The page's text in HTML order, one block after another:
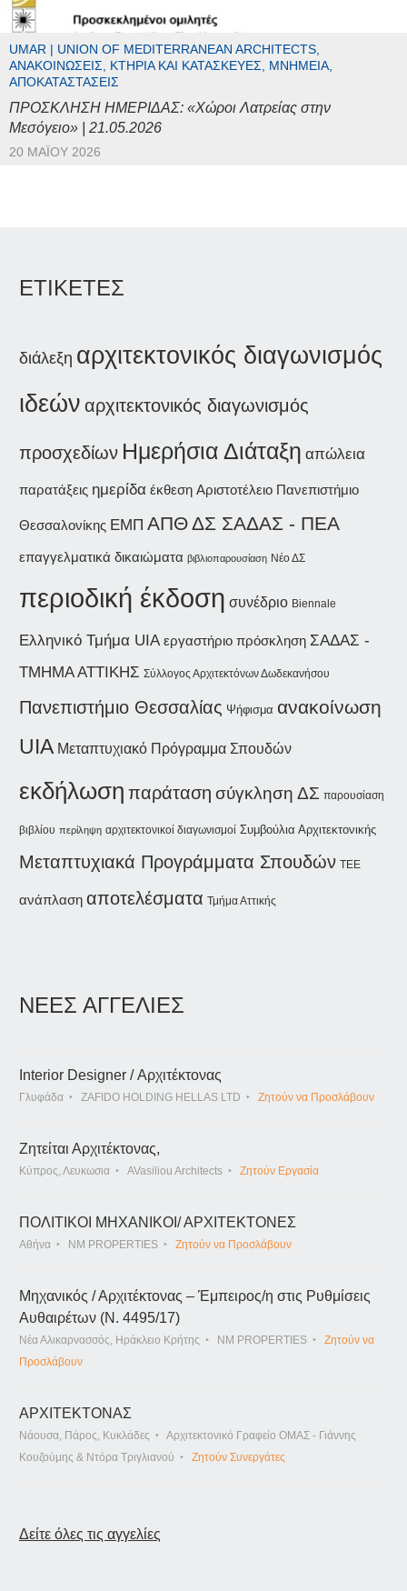
UMAR | UNION OF MEDITERRANEAN ARCHITECTS,
ΑΝΑΚΟΙΝΏΣΕΙΣ, ΚΤΉΡΙΑ ΚΑΙ ΚΑΤΑΣΚΕΥΈΣ, ΜΝΗΜΕΊΑ,
ΑΠΟΚΑΤΑΣΤΆΣΕΙΣ
ΠΡΟΣΚΛΗΣΗ ΗΜΕΡΙΔΑΣ: «Χώροι Λατρείας στην
Μεσόγειο» | 21.05.2026
20 ΜΑΪ́ΟΥ 2026
ΕΤΙΚΕΤΕΣ
διάλεξη αρχιτεκτονικός διαγωνισμός
ιδεών αρχιτεκτονικός διαγωνισμός
προσχεδίων Ημερήσια Διάταξη απώλεια
παρατάξεις ημερίδα έκθεση Αριστοτέλειο Πανεπιστήμιο
Θεσσαλονίκης ΕΜΠ ΑΠΘΔΣ ΣΑΔΑΣ - ΠΕΑ
επαγγελματικά δικαιώματα βιβλιοπαρουσίαση Νέο ΔΣ
περιοδική έκδοση συνέδριο Biennale
Ελληνικό Τμήμα UIA εργαστήριο πρόσκληση ΣΑΔΑΣ -
ΤΜΗΜΑ ΑΤΤΙΚΗΣ Σύλλογος Αρχιτεκτόνων Δωδεκανήσου
Πανεπιστήμιο Θεσσαλίας Ψήφισμα ανακοίνωση
UIA Μεταπτυχιακό Πρόγραμμα Σπουδών
εκδήλωση παράταση σύγκληση ΔΣ παρουσίαση
βιβλίου περίληψη αρχιτεκτονικοί διαγωνισμοί Συμβούλια Αρχιτεκτονικής
Μεταπτυχιακά Προγράμματα Σπουδών ΤΕΕ
ανάπλαση αποτελέσματα Τμήμα Αττικής
ΝΕΕΣ ΑΓΓΕΛΙΕΣ
Interior Designer / Αρχιτέκτονας
Γλυφάδα ZAFIDO HOLDING HELLAS LTD Ζητούν να Προσλάβουν
Ζητείται Αρχιτέκτονας,
Κύπρος, Λευκωσια AVasiliou Architects Ζητούν Εργασία
ΠΟΛΙΤΙΚΟΙ ΜΗΧΑΝΙΚΟΙ/ ΑΡΧΙΤΕΚΤΟΝΕΣ
Αθήνα NM PROPERTIES Ζητούν να Προσλάβουν
Μηχανικός / Αρχιτέκτονας – Έμπειρος/η στις Ρυθμίσεις
Αυθαιρέτων (Ν. 4495/17)
Νέα Αλικαρνασσός, Ηράκλειο Κρήτης NM PROPERTIES
Ζητούν να
Προσλάβουν
ΑΡΧΙΤΕΚΤΟΝΑΣ
Νάουσα, Πάρος, Κυκλάδες
Αρχιτεκτονικό Γραφείο ΟΜΑΣ - Γιάννης
Κουζούμης & Ντόρα Τριγλιανού
Ζητούν Συνεργάτες
Δείτε όλες τις αγγελίες